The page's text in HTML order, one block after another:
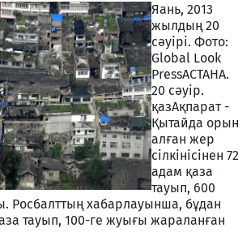
Яань, 2013
жылдың 20
сәуірі. Фото:
Global Look
PressАСТАНА.
20 сәуір.
қазАқпарат -
Қытайда орын
алған жер
сілкінісінен 72
адам қаза
тауып, 600
Росбалттың хабарлауынша, бұдан
тауып, 100-ге жуығы жараланған